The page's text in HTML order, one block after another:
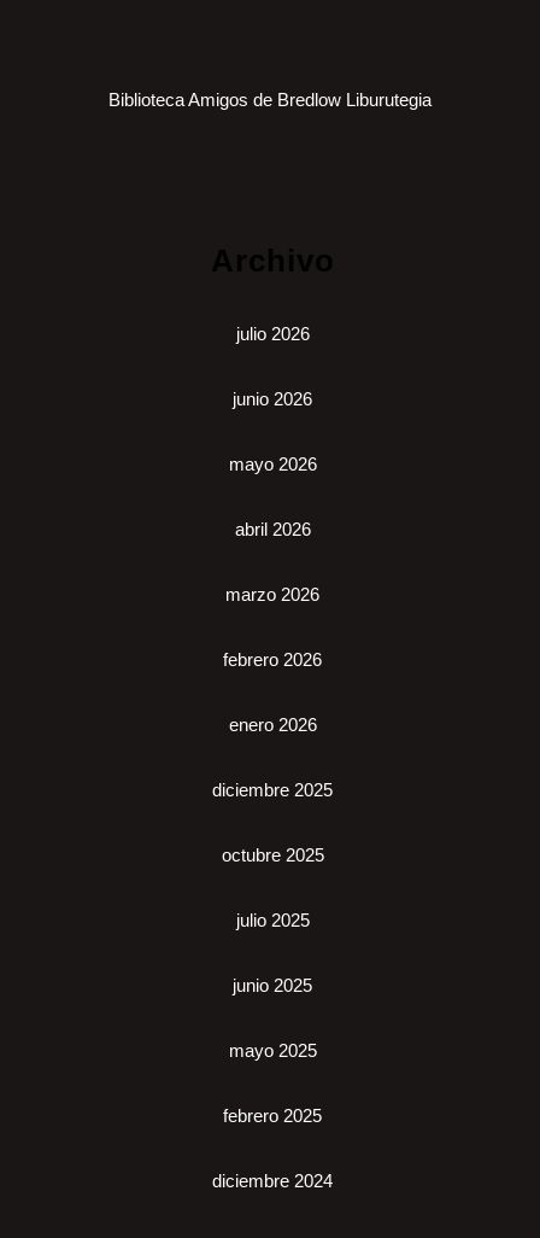
Biblioteca Amigos de Bredlow Liburutegia
Archivo
julio 2026
junio 2026
mayo 2026
abril 2026
marzo 2026
febrero 2026
enero 2026
diciembre 2025
octubre 2025
julio 2025
junio 2025
mayo 2025
febrero 2025
diciembre 2024